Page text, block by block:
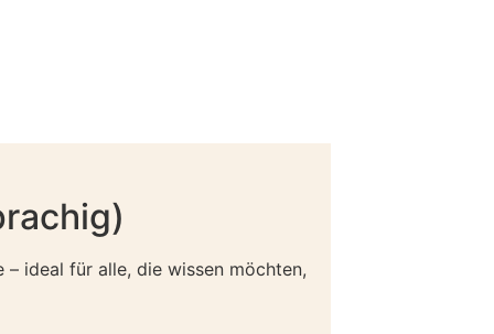
ideal für alle, die wissen möchten,